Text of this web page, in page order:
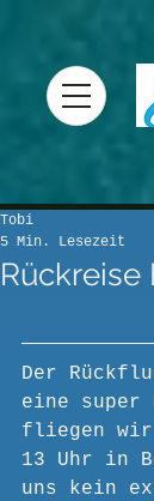
Rückreise
Tobi
5 Min. Lesezeit
Der
eine super
fliegen wir
13 Uhr in
uns kein